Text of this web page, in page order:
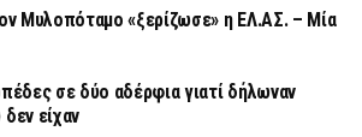
Μυλοπόταμο «ξερίζωσε» η ΕΛ.ΑΣ. – Μία
σε δύο αδέρφια γιατί δήλωναν
είχαν